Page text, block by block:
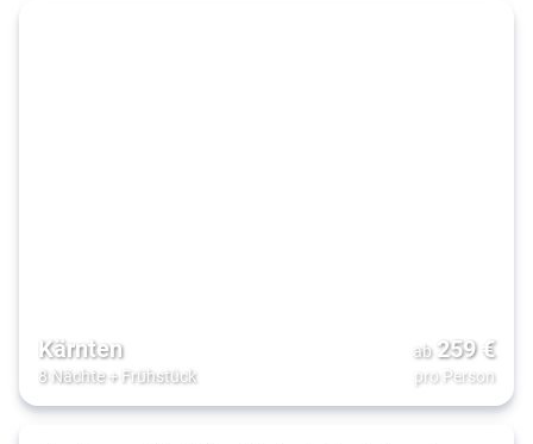
Kärnten
8 Nächte+ Frühstück
ab 259€
pro Person